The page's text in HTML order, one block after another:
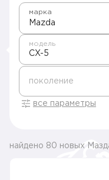
Mazda
марка
CX-5
модель
поколение
все параметры
найдено 80 новых